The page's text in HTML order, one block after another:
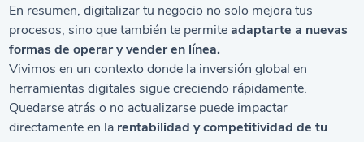
En resumen, digitalizar tu negocio no solo mejora tus
procesos, sino que también te permiteadaptarte a nuevas
formas de operar y vender en línea.
Vivimos en un contexto donde la inversión global en
herramientas digitales sigue creciendo rápidamente.
Quedarse atrás o no actualizarse puede impactar
directamente en la rentabilidad y competitividad de tu